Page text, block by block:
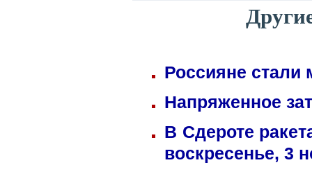
Россияне стали
Напряженное
В Сдероте
воскресенье, 3